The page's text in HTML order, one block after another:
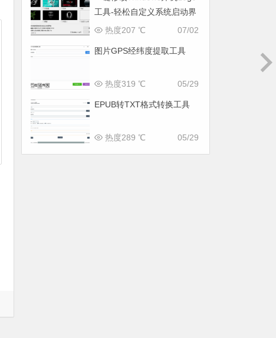
工具-轻松自定义系统启动界
面
07/02
热度207 ℃
图片GPS经纬度提取工具
05/29
热度319 ℃
EPUB转TXT格式转换工具
05/29
热度289 ℃